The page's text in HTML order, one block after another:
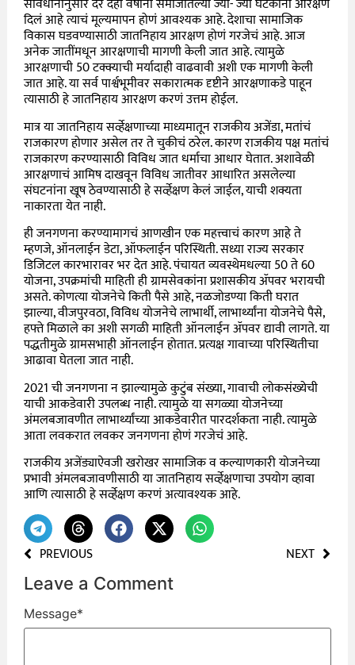
संविधानानुसार दर दहा वर्षांनी समाजातल्या ज्या- ज्या घटकांना आरक्षण
दिलं आहे त्याचं मूल्यमापन होणं आवश्यक आहे. देशाचा सामाजिक
विकास घडवण्यासाठी जातनिहाय आरक्षण होणं गरजेचं आहे. आज
अनेक जातींमधून आरक्षणाची मागणी केली जात आहे. त्यामुळे
आरक्षणाची 50 टक्क्याची मर्यादाही वाढवावी अशी एक मागणी केली
जात आहे. या सर्व पार्श्वभूमीवर सकारात्मक दृष्टीने आरक्षणाकडे पाहून
त्यासाठी हे जातनिहाय आरक्षण करणं उत्तम होईल.
मात्र या जातनिहाय सर्व्हेक्षणाच्या माध्यमातून राजकीय अजेंडा, मतांचं
राजकारण होणार असेल तर ते चुकीचं ठरेल. कारण राजकीय पक्ष मतांचं
राजकारण करण्यासाठी विविध जात धर्माचा आधार घेतात. अशावेळी
आरक्षणाचं आमिष दाखवून विविध जातीवर आधारित असलेल्या
संघटनांना खूष ठेवण्यासाठी हे सर्व्हेक्षण केलं जाईल, याची शक्यता
नाकारता येत नाही.
ही जनगणना करण्यामागचं आणखीन एक महत्त्वाचं कारण आहे ते
म्हणजे, ऑनलाईन डेटा, ऑफलाईन परिस्थिती. सध्या राज्य सरकार
डिजिटल कारभारावर भर देत आहे. पंचायत व्यवस्थेमधल्या 50 ते 60
योजना, उपक्रमांची माहिती ही ग्रामसेवकांना प्रशासकीय ॲपवर भरायची
असते. कोणत्या योजनेचे किती पैसे आहे, नळजोडण्या किती घरात
झाल्या, वीजपुरवठा, विविध योजनेचे लाभार्थी, लाभार्थ्यांना योजनेचे पैसे,
हफ्ते मिळाले का अशी सगळी माहिती ऑनलाईन ॲपवर द्यावी लागते. या
पद्धतीमुळे ग्रामसभाही ऑनलाईन होतात. प्रत्यक्ष गावाच्या परिस्थितीचा
आढावा घेतला जात नाही.
2021 ची जनगणना न झाल्यामुळे कुटुंब संख्या, गावाची लोकसंख्येची
याची आकडेवारी उपलब्ध नाही. त्यामुळे या सगळ्या योजनेच्या
अंमलबजावणीत लाभार्थ्यांच्या आकडेवारीत पारदर्शकता नाही. त्यामुळे
आता लवकरात लवकर जनगणना होणं गरजेचं आहे.
राजकीय अजेंड्याऐवजी खरोखर सामाजिक व कल्याणकारी योजनेच्या
प्रभावी अंमलबजावणीसाठी या जातनिहाय सर्व्हेक्षणाचा उपयोग व्हावा
आणि त्यासाठी हे सर्व्हेक्षण करणं अत्यावश्यक आहे.
PREVIOUS NEXT
Leave a Comment
Message*